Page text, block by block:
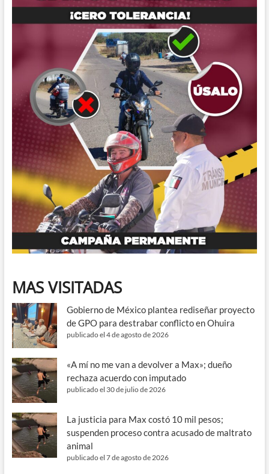
MAS VISITADAS
Gobierno de México plantea rediseñar proyecto
de GPO para destrabar conflicto en Ohuira
publicado el 4 de agosto de 2026
«A mí no me van a devolver a Max»; dueño
rechaza acuerdo con imputado
publicado el 30 de julio de 2026
La justicia para Max costó 10 mil pesos;
suspenden proceso contra acusado de maltrato
animal
publicado el 7 de agosto de 2026